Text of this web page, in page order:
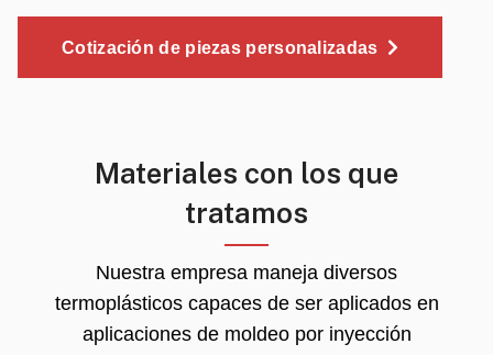
Cotización de piezas personalizadas
Materiales con los que
tratamos
Nuestra empresa maneja diversos
termoplásticos capaces de ser aplicados en
aplicaciones de moldeo por inyección